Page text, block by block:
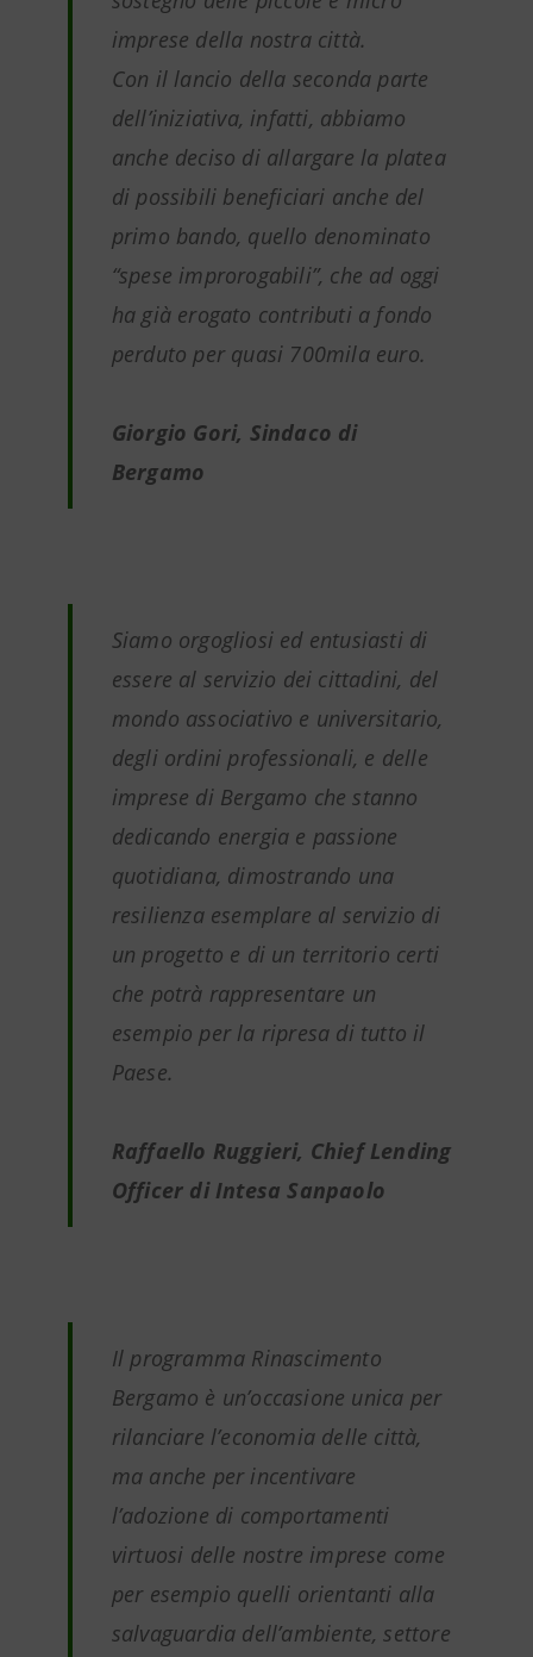
imprese della nostra città.
Con il lancio della seconda parte
dell’iniziativa, infatti, abbiamo
anche deciso di allargare la platea
di possibili beneficiari anche del
primo bando, quello denominato
“spese improrogabili”, che ad oggi
ha già erogato contributi a fondo
perduto per quasi 700mila euro.
Giorgio Gori, Sindaco di
Bergamo
Siamo orgogliosi ed entusiasti di
essere al servizio dei cittadini, del
mondo associativo e universitario,
degli ordini professionali, e delle
imprese di Bergamo che stanno
dedicando energia e passione
quotidiana, dimostrando una
resilienza esemplare al servizio di
un progetto e di un territorio certi
che potrà rappresentare un
esempio per la ripresa di tutto il
Paese.
Raffaello Ruggieri, Chief Lending
Officer di Intesa Sanpaolo
Il programma Rinascimento
Bergamo è un’occasione unica per
rilanciare l’economia delle città,
ma anche per incentivare
l’adozione di comportamenti
virtuosi delle nostre imprese come
per esempio quelli orientanti alla
salvaguardia dell’ambiente, settore